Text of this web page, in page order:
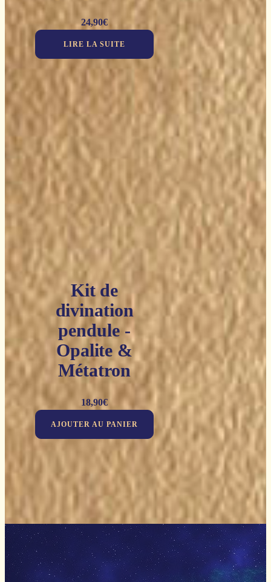
24,90€
LIRE LA SUITE
Kit de
divination
pendule -
Opalite &
Métatron
18,90€
AJOUTER AU PANIER